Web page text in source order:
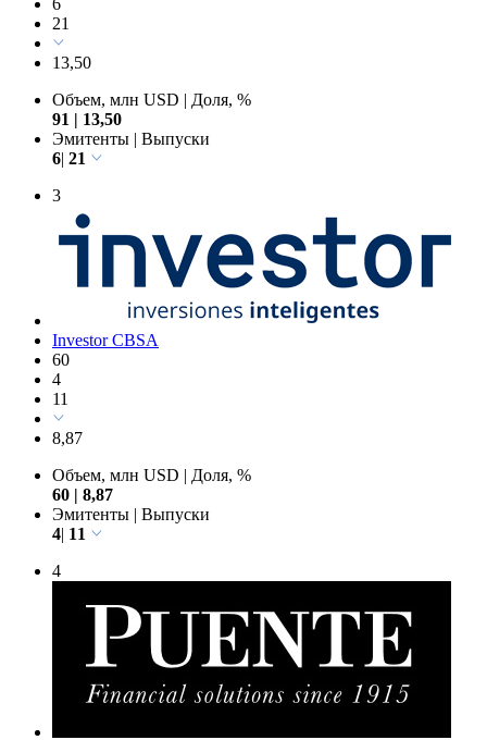
21
13,50
Объем, млн USD | Доля, %
91 | 13,50
Эмитенты | Выпуски
6| 21
3
Investor CBSA
60
4
11
8,87
Объем, млн USD | Доля, %
60 | 8,87
Эмитенты | Выпуски
4| 11
4